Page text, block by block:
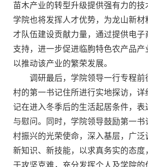
苗木产业的转型升级提供强有力的技
学院也将发挥人才优势，为龙山新材
才队伍建设贡献力量，通过提供电子
支持，进一步促进临朐特色农产品产
以推动该产业的繁荣发展。
调研最后，学院领导一行专程前
村的第一书记住所进行实地探访，详
记在进入冬季后的生活起居条件，表
与慰问。同时，学院领导鼓励第一书
村振兴的光荣使命，深入基层，广泛
新知识、新技能，以求真务实的态度